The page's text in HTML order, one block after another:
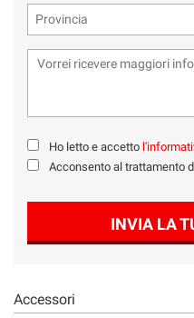
Ho letto e accetto
Acconsento al trattamento
INVIA LA
Accessori
Cookie per il
Cookie analitici
Cookie di marketing
impostazioni